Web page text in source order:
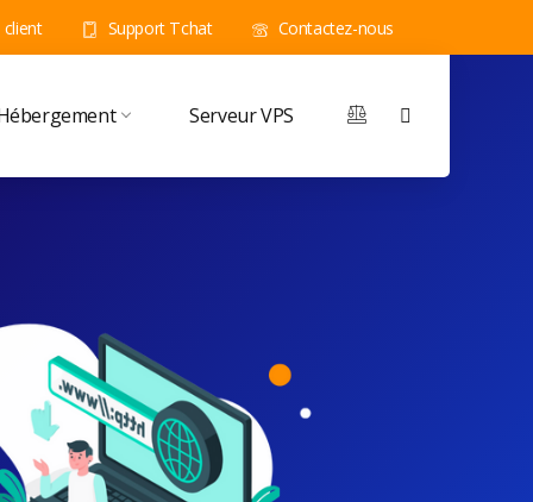
Support Tchat Contactez-nous
Serveur VPS